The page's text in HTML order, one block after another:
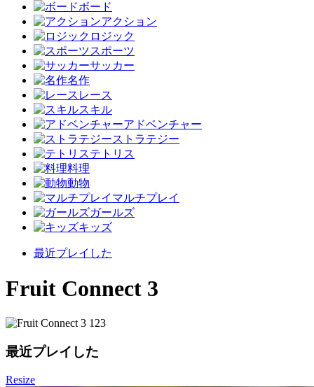
ボード
アクション
ロジック
スポーツ
サッカー
名作
レース
スキル
アドベンチャー
ストラテジー
テトリス
料理
動物
マルチプレイ
ガールズ
キッズ
最近プレイした
Fruit Connect 3
最近プレイした
Resize